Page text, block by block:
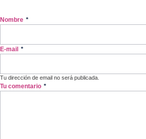
Nombre *
E-mail *
Tu dirección de email no será publicada.
Tu comentario *